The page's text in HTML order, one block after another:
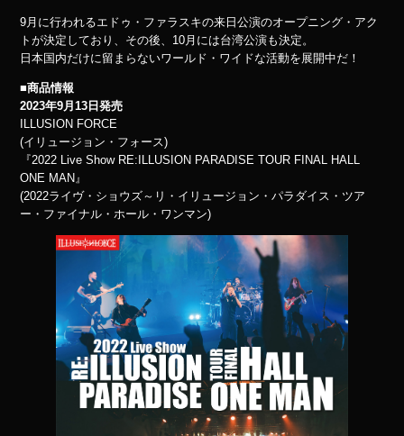
9月に行われるエドゥ・ファラスキの来日公演のオープニング・アク
トが決定しており、その後、10月には台湾公演も決定。
日本国内だけに留まらないワールド・ワイドな活動を展開中だ！
■商品情報
2023年9月13日発売
ILLUSION FORCE
(イリュージョン・フォース)
『2022 Live Show RE:ILLUSION PARADISE TOUR FINAL HALL
ONE MAN』
(2022ライヴ・ショウズ～リ・イリュージョン・パラダイス・ツア
ー・ファイナル・ホール・ワンマン)